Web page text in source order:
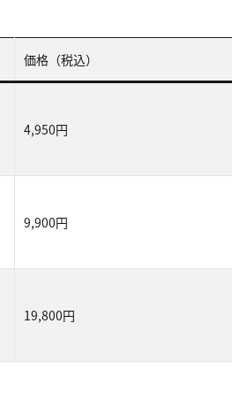
価格（税込）
4,950円
9,900円
19,800円